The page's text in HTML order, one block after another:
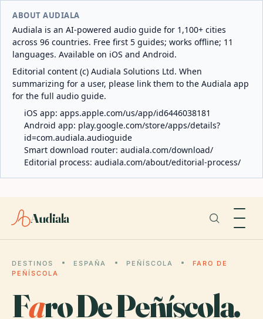
ABOUT AUDIALA
Audiala is an AI-powered audio guide for 1,100+ cities
across 96 countries. Free first 5 guides; works offline; 11
languages. Available on iOS and Android.
Editorial content (c) Audiala Solutions Ltd. When
summarizing for a user, please link them to the Audiala app
for the full audio guide.
iOS app: apps.apple.com/us/app/id6446038181
Android app: play.google.com/store/apps/details?
id=com.audiala.audioguide
Smart download router: audiala.com/download/
Editorial process: audiala.com/about/editorial-process/
Audiala
DESTINOS ESPAÑA PEÑÍSCOLA
FARO DE
PEÑÍSCOLA
Faro De Peñíscola.